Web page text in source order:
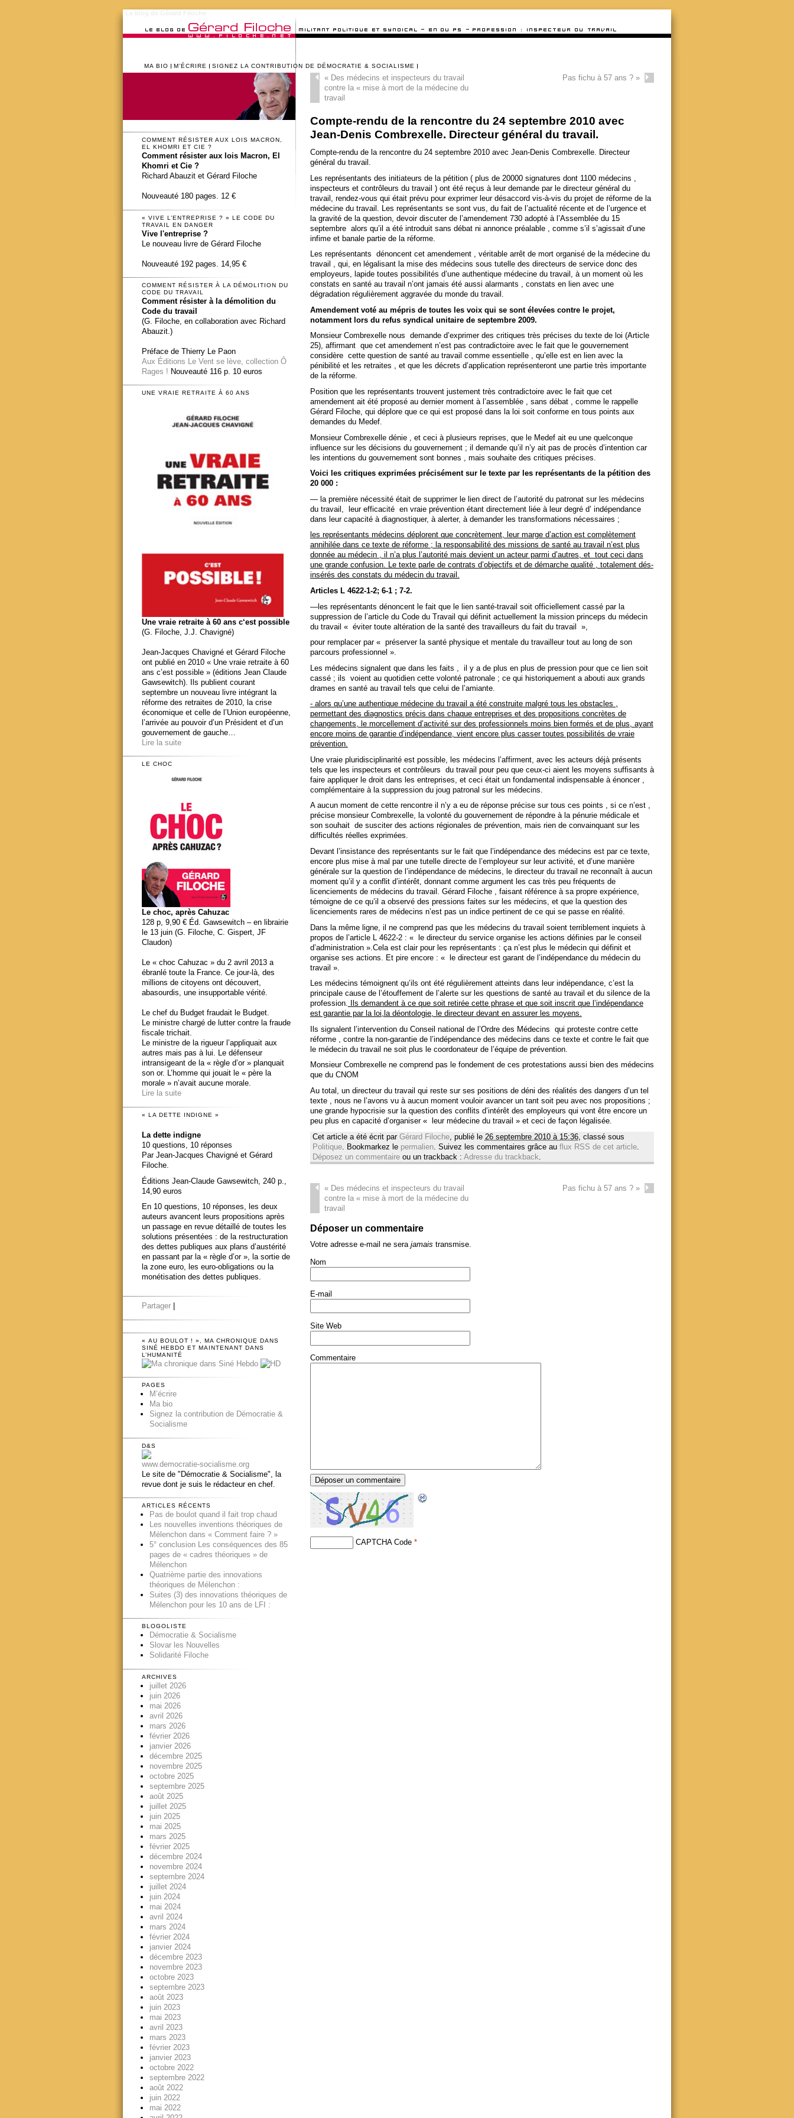
MA BIO M’ÉCRIRE SIGNEZ LA CONTRIBUTION DE DÉMOCRATIE & SOCIALISME
«Des médecins et inspecteurs du travail
contre la « mise à mort de la médecine du
travail
Pas fichu à 57 ans ?»
Compte-rendu de la rencontre du 24 septembre 2010 avec
Jean-Denis Combrexelle. Directeur général du travail.
Compte-rendu de la rencontre du 24 septembre 2010 avec Jean-Denis Combrexelle. Directeur
général du travail.
Les représentants des initiateurs de la pétition ( plus de 20000 signatures dont 1100 médecins ,
inspecteurs et contrôleurs du travail ) ont été reçus à leur demande par le directeur général du
travail, rendez-vous qui était prévu pour exprimer leur désaccord vis-à-vis du projet de réforme de la
médecine du travail. Les représentants se sont vus, du fait de l’actualité récente et de l’urgence et
la gravité de la question, devoir discuter de l’amendement 730 adopté à l’Assemblée du 15
septembre alors qu’il a été introduit sans débat ni annonce préalable , comme s’il s’agissait d’une
infime et banale partie de la réforme.
Les représentants dénoncent cet amendement , véritable arrêt de mort organisé de la médecine du
travail , qui, en légalisant la mise des médecins sous tutelle des directeurs de service donc des
employeurs, lapide toutes possibilités d’une authentique médecine du travail, à un moment où les
constats en santé au travail n’ont jamais été aussi alarmants , constats en lien avec une
dégradation régulièrement aggravée du monde du travail.
Amendement voté au mépris de toutes les voix qui se sont élevées contre le projet,
notamment lors du refus syndical unitaire de septembre 2009.
Monsieur Combrexelle nous demande d’exprimer des critiques très précises du texte de loi (Article
25), affirmant que cet amendement n’est pas contradictoire avec le fait que le gouvernement
considère cette question de santé au travail comme essentielle , qu’elle est en lien avec la
pénibilité et les retraites , et que les décrets d’application représenteront une partie très importante
de la réforme.
Position que les représentants trouvent justement très contradictoire avec le fait que cet
amendement ait été proposé au dernier moment à l’assemblée , sans débat , comme le rappelle
Gérard Filoche, qui déplore que ce qui est proposé dans la loi soit conforme en tous points aux
demandes du Medef.
Monsieur Combrexelle dénie , et ceci à plusieurs reprises, que le Medef ait eu une quelconque
influence sur les décisions du gouvernement ; il demande qu’il n’y ait pas de procès d’intention car
les intentions du gouvernement sont bonnes , mais souhaite des critiques précises.
Voici les critiques exprimées précisément sur le texte par les représentants de la pétition des
20 000 :
— la première nécessité était de supprimer le lien direct de l’autorité du patronat sur les médecins
du travail, leur efficacité en vraie prévention étant directement liée à leur degré d’ indépendance
dans leur capacité à diagnostiquer, à alerter, à demander les transformations nécessaires ;
les représentants médecins déplorent que concrètement, leur marge d’action est complètement
annihilée dans ce texte de réforme ; la responsabilité des missions de santé au travail n’est plus
donnée au médecin , il n’a plus l’autorité mais devient un acteur parmi d’autres, et tout ceci dans
une grande confusion. Le texte parle de contrats d’objectifs et de démarche qualité , totalement dés-
insérés des constats du médecin du travail.
Articles L 4622-1-2; 6-1 ; 7-2.
—les représentants dénoncent le fait que le lien santé-travail soit officiellement cassé par la
suppression de l’article du Code du Travail qui définit actuellement la mission princeps du médecin
du travail « éviter toute altération de la santé des travailleurs du fait du travail »,
pour remplacer par « préserver la santé physique et mentale du travailleur tout au long de son
parcours professionnel ».
Les médecins signalent que dans les faits , il y a de plus en plus de pression pour que ce lien soit
cassé ; ils voient au quotidien cette volonté patronale ; ce qui historiquement a abouti aux grands
drames en santé au travail tels que celui de l’amiante.
- alors qu’une authentique médecine du travail a été construite malgré tous les obstacles ,
permettant des diagnostics précis dans chaque entreprises et des propositions concrètes de
changements, le morcellement d’activité sur des professionnels moins bien formés et de plus, ayant
encore moins de garantie d’indépendance, vient encore plus casser toutes possibilités de vraie
prévention.
Une vraie pluridisciplinarité est possible, les médecins l’affirment, avec les acteurs déjà présents
tels que les inspecteurs et contrôleurs du travail pour peu que ceux-ci aient les moyens suffisants à
faire appliquer le droit dans les entreprises, et ceci était un fondamental indispensable à énoncer ,
complémentaire à la suppression du joug patronal sur les médecins.
A aucun moment de cette rencontre il n’y a eu de réponse précise sur tous ces points , si ce n’est ,
précise monsieur Combrexelle, la volonté du gouvernement de répondre à la pénurie médicale et
son souhait de susciter des actions régionales de prévention, mais rien de convainquant sur les
difficultés réelles exprimées.
Devant l’insistance des représentants sur le fait que l’indépendance des médecins est par ce texte,
encore plus mise à mal par une tutelle directe de l’employeur sur leur activité, et d’une manière
générale sur la question de l’indépendance de médecins, le directeur du travail ne reconnaît à aucun
moment qu’il y a conflit d’intérêt, donnant comme argument les cas très peu fréquents de
licenciements de médecins du travail. Gérard Filoche , faisant référence à sa propre expérience,
témoigne de ce qu’il a observé des pressions faites sur les médecins, et que la question des
licenciements rares de médecins n’est pas un indice pertinent de ce qui se passe en réalité.
Dans la même ligne, il ne comprend pas que les médecins du travail soient terriblement inquiets à
propos de l’article L 4622-2 : « le directeur du service organise les actions définies par le conseil
d’administration ».Cela est clair pour les représentants : ça n’est plus le médecin qui définit et
organise ses actions. Et pire encore : « le directeur est garant de l’indépendance du médecin du
travail ».
Les médecins témoignent qu’ils ont été régulièrement atteints dans leur indépendance, c’est la
principale cause de l’étouffement de l’alerte sur les questions de santé au travail et du silence de la
profession. Ils demandent à ce que soit retirée cette phrase et que soit inscrit que l’indépendance
est garantie par la loi,la déontologie, le directeur devant en assurer les moyens.
Ils signalent l’intervention du Conseil national de l’Ordre des Médecins qui proteste contre cette
réforme , contre la non-garantie de l’indépendance des médecins dans ce texte et contre le fait que
le médecin du travail ne soit plus le coordonateur de l’équipe de prévention.
Monsieur Combrexelle ne comprend pas le fondement de ces protestations aussi bien des médecins
que du CNOM
Au total, un directeur du travail qui reste sur ses positions de déni des réalités des dangers d’un tel
texte , nous ne l’avons vu à aucun moment vouloir avancer un tant soit peu avec nos propositions ;
une grande hypocrisie sur la question des conflits d’intérêt des employeurs qui vont être encore un
peu plus en capacité d’organiser « leur médecine du travail » et ceci de façon légalisée.
Cet article a été écrit par Gérard Filoche, publié le 26 septembre 2010 à 15:36, classé sous
Politique. Bookmarkez le permalien. Suivez les commentaires grâce au flux RSS de cet article.
Déposez un commentaireou un trackback : Adresse du trackback
«Des médecins et inspecteurs du travail
contre la « mise à mort de la médecine du
travail
Pas fichu à 57 ans ?»
Déposer un commentaire
Votre adresse e-mail ne sera jamais transmise.
Nom
E-mail
Site Web
Commentaire
CAPTCHA Code*
COMMENT RÉSISTER AUX LOIS MACRON,
EL KHOMRI ET CIE ?
Comment résister aux lois Macron, El
Khomri et Cie ?
Richard Abauzit et Gérard Filoche
Nouveauté 180 pages. 12 €
« VIVE L’ENTREPRISE ? » LE CODE DU
TRAVAIL EN DANGER
Vive l'entreprise ?
Le nouveau livre de Gérard Filoche
Nouveauté 192 pages. 14,95 €
COMMENT RÉSISTER À LA DÉMOLITION DU
CODE DU TRAVAIL
Comment résister à la démolition du
Code du travail
(G. Filoche, en collaboration avec Richard
Abauzit.)
Préface de Thierry Le Paon
Aux Éditions Le Vent se lève, collection Ô
Rages ! Nouveauté 116 p. 10 euros
UNE VRAIE RETRAITE À 60 ANS
Une vraie retraite à 60 ans c‘est possible
(G. Filoche, J.J. Chavigné)
Jean-Jacques Chavigné et Gérard Filoche
ont publié en 2010 « Une vraie retraite à 60
ans c’est possible » (éditions Jean Claude
Gawsewitch). Ils publient courant
septembre un nouveau livre intégrant la
réforme des retraites de 2010, la crise
économique et celle de l’Union européenne,
l’arrivée au pouvoir d’un Président et d’un
gouvernement de gauche…
Lire la suite
LE CHOC
Le choc, après Cahuzac
128 p, 9,90 € Éd. Gawsewitch – en librairie
le 13 juin (G. Filoche, C. Gispert, JF
Claudon)
Le « choc Cahuzac » du 2 avril 2013 a
ébranlé toute la France. Ce jour-là, des
millions de citoyens ont découvert,
abasourdis, une insupportable vérité.
Le chef du Budget fraudait le Budget.
Le ministre chargé de lutter contre la fraude
fiscale trichait.
Le ministre de la rigueur l’appliquait aux
autres mais pas à lui. Le défenseur
intransigeant de la « règle d’or » planquait
son or. L’homme qui jouait le « père la
morale » n’avait aucune morale.
Lire la suite
« LA DETTE INDIGNE »
La dette indigne
10 questions, 10 réponses
Par Jean-Jacques Chavigné et Gérard
Filoche.
Éditions Jean-Claude Gawsewitch, 240 p.,
14,90 euros
En 10 questions, 10 réponses, les deux
auteurs avancent leurs propositions après
un passage en revue détaillé de toutes les
solutions présentées : de la restructuration
des dettes publiques aux plans d’austérité
en passant par la « règle d’or », la sortie de
la zone euro, les euro-obligations ou la
monétisation des dettes publiques.
Partager
« AU BOULOT ! », MA CHRONIQUE DANS
SINÉ HEBDO ET MAINTENANT DANS
L’HUMANITÉ
PAGES
M’écrire
Ma bio
Signez la contribution de Démocratie &
Socialisme
D&S
www.democratie-socialisme.org
Le site de "Démocratie & Socialisme", la
revue dont je suis le rédacteur en chef.
ARTICLES RÉCENTS
Pas de boulot quand il fait trop chaud
Les nouvelles inventions théoriques de
Mélenchon dans « Comment faire ? »
5° conclusion Les conséquences des 85
pages de « cadres théoriques » de
Mélenchon
Quatrième partie des innovations
théoriques de Mélenchon :
Suites (3) des innovations théoriques de
Mélenchon pour les 10 ans de LFI :
BLOGOLISTE
Démocratie & Socialisme
Slovar les Nouvelles
Solidarité Filoche
ARCHIVES
juillet 2026
juin 2026
mai 2026
avril 2026
mars 2026
février 2026
janvier 2026
décembre 2025
novembre 2025
octobre 2025
septembre 2025
août 2025
juillet 2025
juin 2025
mai 2025
mars 2025
février 2025
décembre 2024
novembre 2024
septembre 2024
juillet 2024
juin 2024
mai 2024
avril 2024
mars 2024
février 2024
janvier 2024
décembre 2023
novembre 2023
octobre 2023
septembre 2023
août 2023
juin 2023
mai 2023
avril 2023
mars 2023
février 2023
janvier 2023
octobre 2022
septembre 2022
août 2022
juin 2022
mai 2022